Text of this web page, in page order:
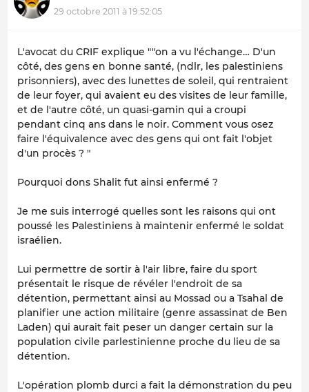
29 octobre 2011 à 19:52:05
L'avocat du CRIF explique ""on a vu l'échange… D'un
côté, des gens en bonne santé, (ndlr, les palestiniens
prisonniers), avec des lunettes de soleil, qui rentraient
de leur foyer, qui avaient eu des visites de leur famille,
et de l'autre côté, un quasi-gamin qui a croupi
pendant cinq ans dans le noir. Comment vous osez
faire l'équivalence avec des gens qui ont fait l'objet
d'un procès ? "
Pourquoi dons Shalit fut ainsi enfermé ?
Je me suis interrogé quelles sont les raisons qui ont
poussé les Palestiniens à maintenir enfermé le soldat
israélien.
Lui permettre de sortir à l'air libre, faire du sport
présentait le risque de révéler l'endroit de sa
détention, permettant ainsi au Mossad ou a Tsahal de
planifier une action militaire (genre assassinat de Ben
Laden) qui aurait fait peser un danger certain sur la
population civile parlestinienne proche du lieu de sa
détention.
L'opération plomb durci a fait la démonstration du peu